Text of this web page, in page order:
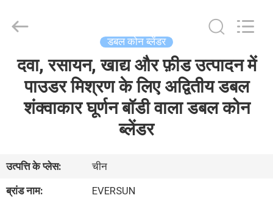
घर
उत्पादों
दिखाएँ
डबल कोन ब्लेंडर
दवा, रसायन, खाद्य और फ़ीड उत्पादन में
पाउडर मिश्रण के लिए अद्वितीय डबल
शंक्वाकार घूर्णन बॉडी वाला डबल कोन
ब्लेंडर
उत्पत्ति के प्लेस:
चीन
ब्रांड नाम:
EVERSUN